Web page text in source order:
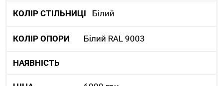
Білий
Білий RAL 9003